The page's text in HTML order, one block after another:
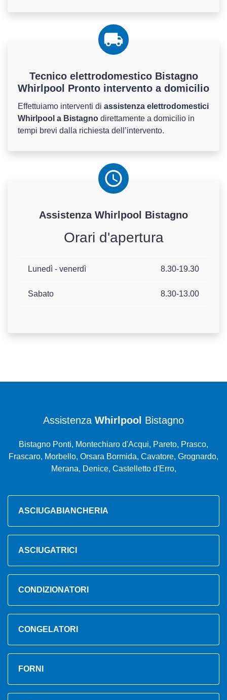
Tecnico elettrodomestico Bistagno
Whirlpool Pronto intervento a domicilio
Effettuiamo interventi di assistenza elettrodomestici
Whirlpool a Bistagno direttamente a domicilio in
tempi brevi dalla richiesta dell’intervento.
Assistenza Whirlpool Bistagno
Orari d'apertura
Lunedì - venerdì 8.30-19.30
Sabato 8.30-13.00
Assistenza Whirlpool Bistagno
Bistagno Ponti, Montechiaro d'Acqui, Pareto, Prasco,
Frascaro, Morbello, Orsara Bormida, Cavatore, Grognardo,
Merana, Denice, Castelletto d'Erro,
ASCIUGABIANCHERIA
ASCIUGATRICI
CONDIZIONATORI
CONGELATORI
FORNI